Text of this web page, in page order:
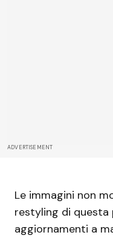
ADVERTISEMENT
Le immagini non
restyling di
aggiornamenti a